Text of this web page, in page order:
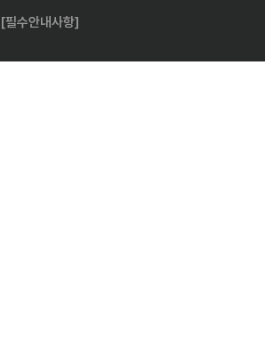
[필수안내사항]